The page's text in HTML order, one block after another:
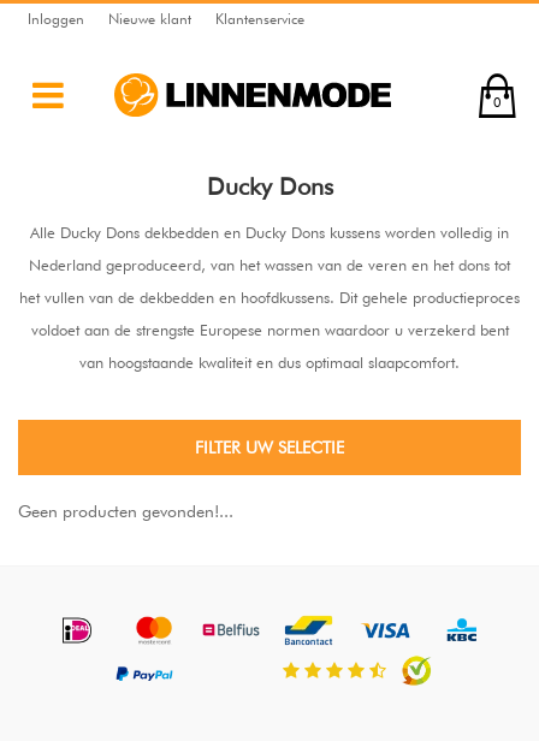
Inloggen Nieuwe klant Klantenservice
0
Ducky Dons
Alle Ducky Dons dekbedden en Ducky Dons kussens worden volledig in
Nederland geproduceerd, van het wassen van de veren en het dons tot
het vullen van de dekbedden en hoofdkussens. Dit gehele productieproces
voldoet aan de strengste Europese normen waardoor u verzekerd bent
van hoogstaande kwaliteit en dus optimaal slaapcomfort.
FILTER UW SELECTIE
Geen producten gevonden!...